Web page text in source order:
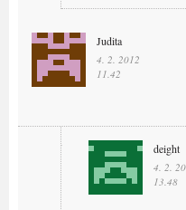
Judita
4. 2. 2012
11.42
deight
4. 2.
13.48